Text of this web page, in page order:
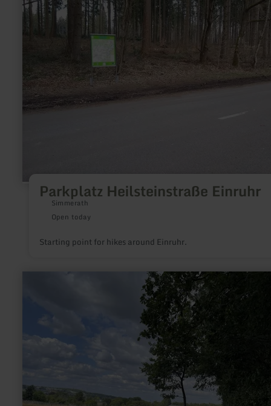
Parkplatz Heilsteinstraße Einruhr
Simmerath
Open today
Starting point for hikes around Einruhr.
Heilsteinstraße
Einruhr